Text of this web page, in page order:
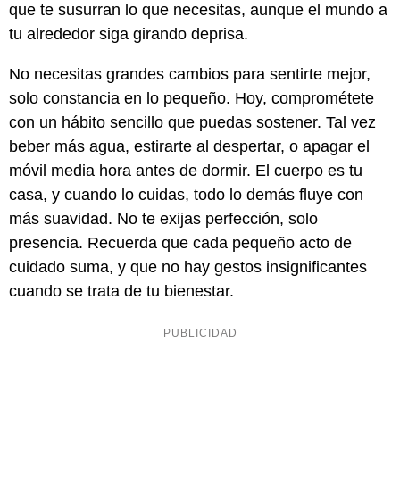
que te susurran lo que necesitas, aunque el mundo a
tu alrededor siga girando deprisa.
No necesitas grandes cambios para sentirte mejor,
solo constancia en lo pequeño. Hoy, comprométete
con un hábito sencillo que puedas sostener. Tal vez
beber más agua, estirarte al despertar, o apagar el
móvil media hora antes de dormir. El cuerpo es tu
casa, y cuando lo cuidas, todo lo demás fluye con
más suavidad. No te exijas perfección, solo
presencia. Recuerda que cada pequeño acto de
cuidado suma, y que no hay gestos insignificantes
cuando se trata de tu bienestar.